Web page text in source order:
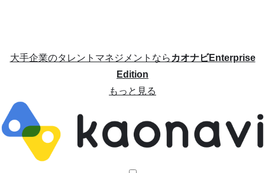
大手企業のタレントマネジメントならカオナビEnterprise
Edition
もっと見る